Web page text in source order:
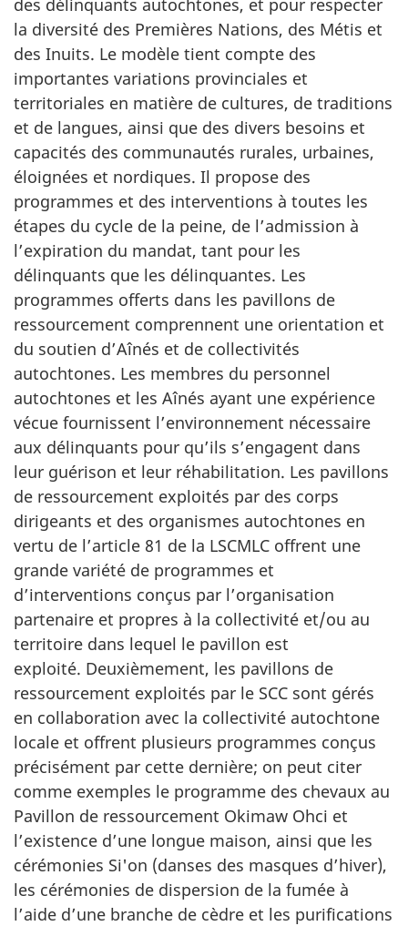
la diversité des Premières Nations, des Métis et
des Inuits. Le modèle tient compte des
importantes variations provinciales et
territoriales en matière de cultures, de traditions
et de langues, ainsi que des divers besoins et
capacités des communautés rurales, urbaines,
éloignées et nordiques. Il propose des
programmes et des interventions à toutes les
étapes du cycle de la peine, de l’admission à
l’expiration du mandat, tant pour les
délinquants que les délinquantes. Les
programmes offerts dans les pavillons de
ressourcement comprennent une orientation et
du soutien d’Aînés et de collectivités
autochtones. Les membres du personnel
autochtones et les Aînés ayant une expérience
vécue fournissent l’environnement nécessaire
aux délinquants pour qu’ils s’engagent dans
leur guérison et leur réhabilitation. Les pavillons
de ressourcement exploités par des corps
dirigeants et des organismes autochtones en
vertu de l’article 81 de la LSCMLC offrent une
grande variété de programmes et
d’interventions conçus par l’organisation
partenaire et propres à la collectivité et/ou au
territoire dans lequel le pavillon est
exploité. Deuxièmement, les pavillons de
ressourcement exploités par le SCC sont gérés
en collaboration avec la collectivité autochtone
locale et offrent plusieurs programmes conçus
précisément par cette dernière; on peut citer
comme exemples le programme des chevaux au
Pavillon de ressourcement Okimaw Ohci et
l’existence d’une longue maison, ainsi que les
cérémonies Si'on (danses des masques d’hiver),
les cérémonies de dispersion de la fumée à
l’aide d’une branche de cèdre et les purifications